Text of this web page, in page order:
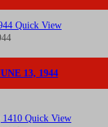
Quick View
13, 1944
Quick View